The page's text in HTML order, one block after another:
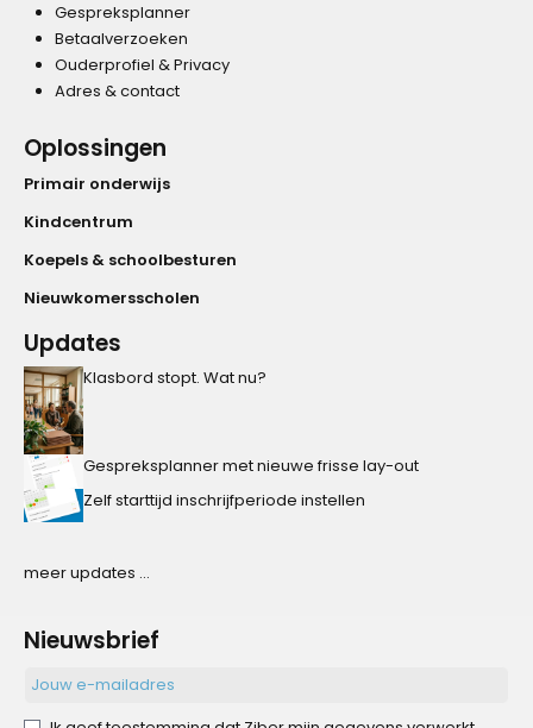
Gespreksplanner
Betaalverzoeken
Ouderprofiel & Privacy
Adres & contact
Oplossingen
Primair onderwijs
Kindcentrum
Koepels & schoolbesturen
Nieuwkomersscholen
Updates
Klasbord stopt. Wat nu?
Gespreksplanner met nieuwe frisse lay-out
Zelf starttijd inschrijfperiode instellen
meer updates ...
Nieuwsbrief